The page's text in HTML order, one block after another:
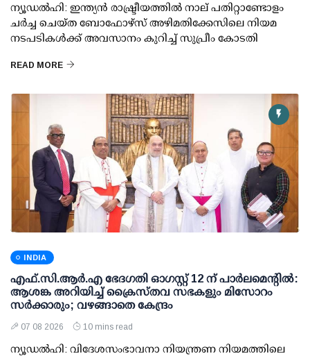
ന്യൂഡല്‍ഹി: ഇന്ത്യന്‍ രാഷ്ട്രീയത്തില്‍ നാല് പതിറ്റാണ്ടോളം
ചര്‍ച്ച ചെയ്ത ബോഫോഴ്സ് അഴിമതിക്കേസിലെ നിയമ
നടപടികള്‍ക്ക് അവസാനം കുറിച്ച് സുപ്രീം കോടതി
READ MORE
INDIA
എഫ്.സി.ആര്‍.എ ഭേദഗതി ഓഗസ്റ്റ് 12 ന് പാര്‍ലമെന്റില്‍:
ആശങ്ക അറിയിച്ച് ക്രൈസ്തവ സഭകളും മിസോറം
സര്‍ക്കാരും; വഴങ്ങാതെ കേന്ദ്രം
07 08 2026 10 mins read
ന്യൂഡല്‍ഹി: വിദേശസംഭാവനാ നിയന്ത്രണ നിയമത്തിലെ